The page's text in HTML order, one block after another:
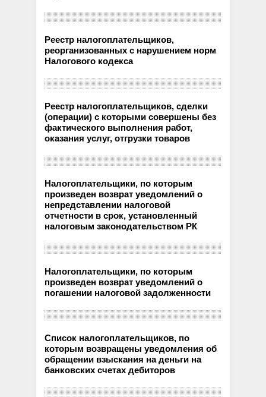
Реестр налогоплательщиков,
реорганизованных с нарушением норм
Налогового кодекса
Реестр налогоплательщиков, сделки
(операции) с которыми совершены без
фактического выполнения работ,
оказания услуг, отгрузки товаров
Налогоплательщики, по которым
произведен возврат уведомлений о
непредставлении налоговой
отчетности в срок, установленный
налоговым законодательством РК
Налогоплательщики, по которым
произведен возврат уведомлений о
погашении налоговой задолженности
Список налогоплательщиков, по
которым возвращены уведомления об
обращении взыскания на деньги на
банковских счетах дебиторов